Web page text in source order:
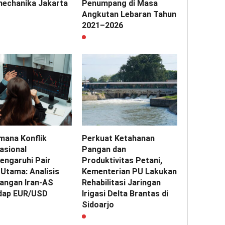
Jakarta
Penumpang di Masa
Angkutan Lebaran Tahun
2021–2026
Konflik
Pair
Analisis
Iran-AS
EUR/USD
Perkuat Ketahanan
Pangan dan
Produktivitas Petani,
Kementerian PU Lakukan
Rehabilitasi Jaringan
Irigasi Delta Brantas di
Sidoarjo